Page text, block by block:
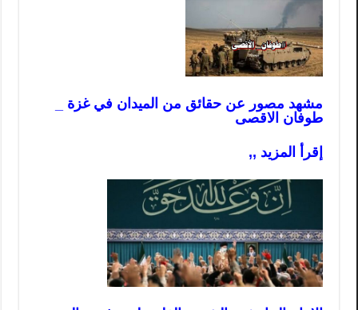
مشهد مصور عن حقائق من الميدان في غزة _
طوفان الاقصى
إقرأ المزيد ,,